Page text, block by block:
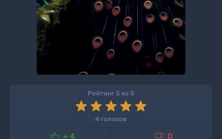
Рейтинг 5 из 5
4 голосов
+ 4 0